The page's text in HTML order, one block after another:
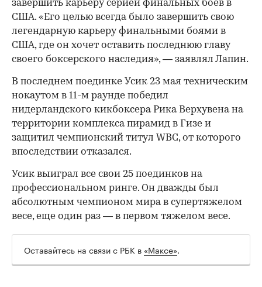
завершить карьеру серией финальных боев в
США. «Его целью всегда было завершить свою
легендарную карьеру финальными боями в
США, где он хочет оставить последнюю главу
своего боксерского наследия», — заявлял Лапин.
В последнем поединке Усик 23 мая техническим
нокаутом в 11-м раунде победил
нидерландского кикбоксера Рика Верхувена на
территории комплекса пирамид в Гизе и
защитил чемпионский титул WBC, от которого
впоследствии отказался.
Усик выиграл все свои 25 поединков на
профессиональном ринге. Он дважды был
абсолютным чемпионом мира в супертяжелом
весе, еще один раз — в первом тяжелом весе.
Оставайтесь на связи с РБК в «Максе».